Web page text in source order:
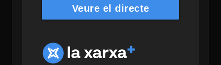
Veure el directe